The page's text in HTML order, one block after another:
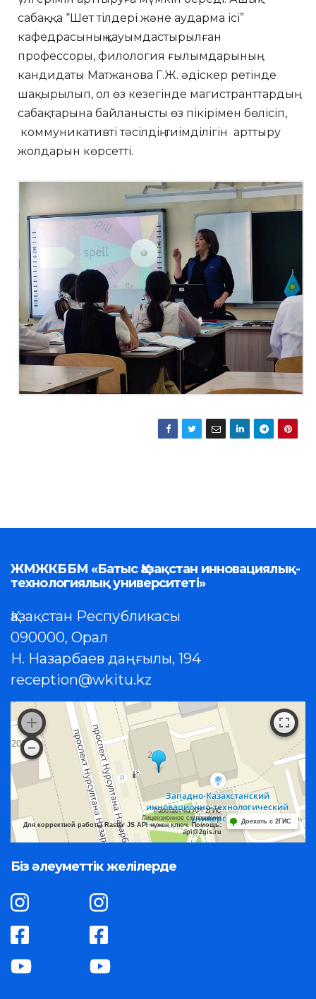
сабаққа “Шет тілдері және аударма ісі”
кафедрасының қауымдастырылған
профессоры, филология ғылымдарының
кандидаты Матжанова Г.Ж. әдіскер ретінде
шақырылып, ол өз кезегінде магистранттардың
сабақтарына байланысты өз пікірімен бөлісіп,
коммуникативті тәсілдің тиімділігін арттыру
жолдарын көрсетті.
ЖМЖКББМ «Батыс Қазақстан инновациялық-
технологиялық университеті»
Қазақстан Республикасы
090000, Орал
Н. Назарбаев даңғылы, 194
reception@wkitu.kz
Работает на API 2ГИС
Лицензионное соглашение
Для корректной работы Raster JS API нужен ключ. Помощь:
api@2gis.ru
Доехать с 2ГИС
Біз әлеуметтік желілерде